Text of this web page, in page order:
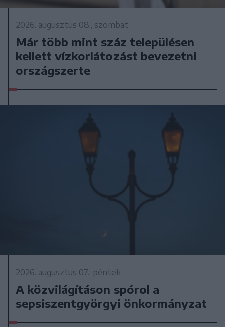
2026. augusztus 08., szombat
Már több mint száz településen
kellett vízkorlátozást bevezetni
országszerte
2026. augusztus 07., péntek
A közvilágításon spórol a
sepsiszentgyörgyi önkormányzat